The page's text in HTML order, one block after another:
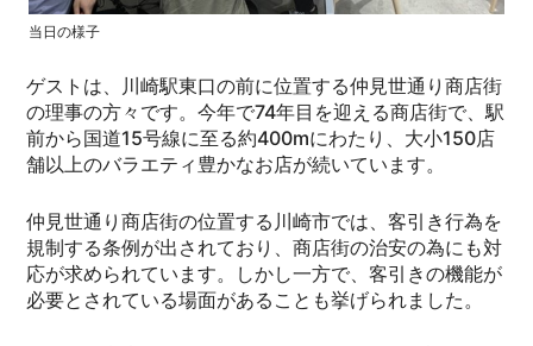
当日の様子
ゲストは、川崎駅東口の前に位置する仲見世通り商店街
の理事の方々です。今年で74年目を迎える商店街で、駅
前から国道15号線に至る約400mにわたり、大小150店
舗以上のバラエティ豊かなお店が続いています。
仲見世通り商店街の位置する川崎市では、客引き行為を
規制する条例が出されており、商店街の治安の為にも対
応が求められています。しかし一方で、客引きの機能が
必要とされている場面があることも挙げられました。